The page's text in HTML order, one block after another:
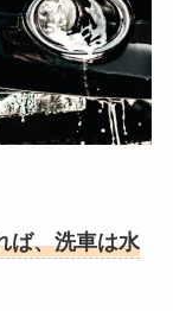
ば、洗車は水